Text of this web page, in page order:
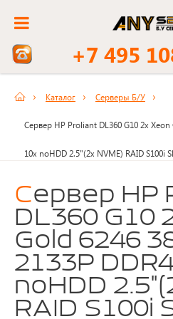
+7 495
Каталог Серверы Б/У
Сервер HP Proliant DL360 G10 2x Xeon
10x noHDD 2.5"(2x NVME) RAID S100i
Сервер HP Proliant
DL360 G10
Gold 6246
2133P
noHDD
RAID S100i